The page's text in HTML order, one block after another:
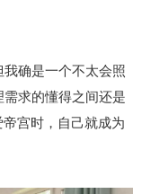
确是一个不太会照
求的懂得之间还是
宫时，自己就成为